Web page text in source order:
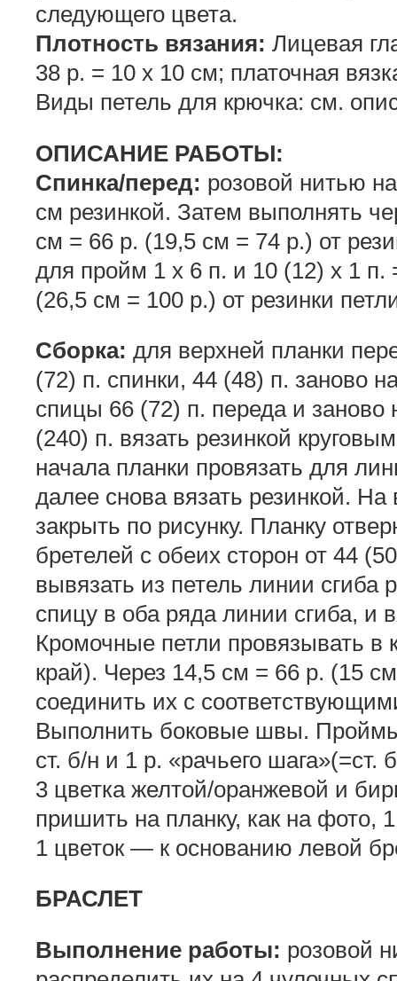
следующего цвета.
Плотность вязания: Лицевая
38 р. = 10 х 10 см; платочная
Виды петель для крючка: см.
ОПИСАНИЕ РАБОТЫ:
Спинка/перед: розовой нитью
см резинкой. Затем выполнять
см = 66 р. (19,5 см = 74 р.) от
для пройм 1 x 6 п. и 10 (12) х 1 п.
(26,5 см = 100 р.) от резинки
Сборка: для верхней планки
(72) п. спинки, 44 (48) п. заново
спицы 66 (72) п. переда и заново
(240) п. вязать резинкой
начала планки провязать для
далее снова вязать резинкой.
закрыть по рисунку. Планку
бретелей с обеих сторон от 44
вывязать из петель линии сгиба
спицу в оба ряда линии сгиба, и
Кромочные петли провязывать
край). Через 14,5 см = 66 р. (15
соединить их с
Выполнить боковые швы.
ст. б/н и 1 р. «рачьего
3 цветка желтой/оранжевой и
пришить на планку, как на фото,
1 цветок — к основанию левой
БРАСЛЕТ
Выполнение работы: розовой